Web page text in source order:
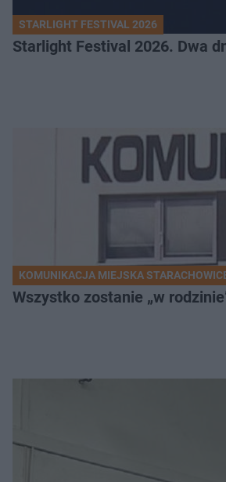
STARLIGHT FESTIVAL 2026
Starlight Festival 2026. Dwa
KOMUNIKACJA MIEJSKA
Wszystko zostanie „w